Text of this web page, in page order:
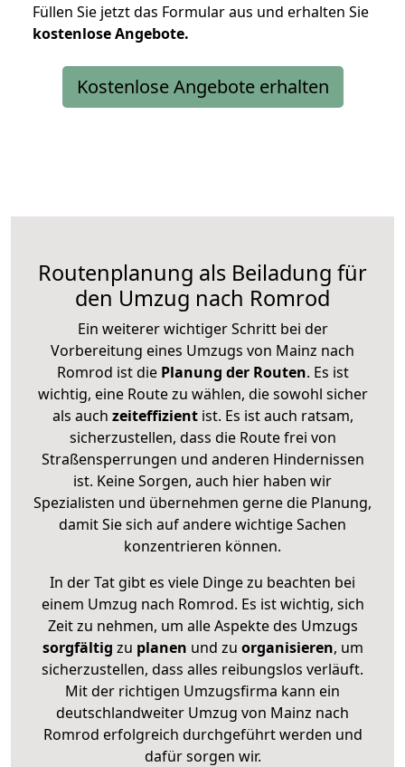
Füllen Sie jetzt das Formular aus und erhalten Sie
kostenloseAngebote.
Kostenlose Angebote erhalten
Routenplanung als Beiladung für
den Umzug nach Romrod
Ein weiterer wichtiger Schritt bei der
Vorbereitung eines Umzugs von Mainz nach
Romrod ist diePlanung der Routen. Es ist
wichtig, eine Route zu wählen, die sowohl sicher
als auch zeiteffizientist. Es ist auch ratsam,
sicherzustellen, dass die Route frei von
Straßensperrungen und anderen Hindernissen
ist. Keine Sorgen, auch hier haben wir
Spezialisten und übernehmen gerne die Planung,
damit Sie sich auf andere wichtige Sachen
konzentrieren können.
In der Tat gibt es viele Dinge zu beachten bei
einem Umzug nach Romrod. Es ist wichtig, sich
Zeit zu nehmen, um alle Aspekte des Umzugs
sorgfältig zu planen und zu organisieren, um
sicherzustellen, dass alles reibungslos verläuft.
Mit der richtigen Umzugsfirma kann ein
deutschlandweiter Umzug von Mainz nach
Romrod erfolgreich durchgeführt werden und
dafür sorgen wir.